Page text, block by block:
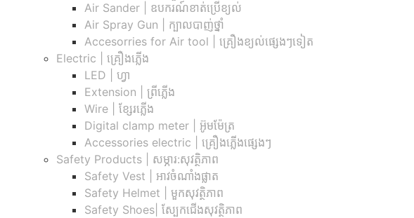
Air Sander | ឧបករណ៍ខាត់ប្រើខ្យល់
Air Spray Gun | ក្បាលបាញ់ថ្នាំ
Accesorries for Air tool | គ្រឿងខ្យល់ផ្សេងៗទៀត
Electric | គ្រឿងភ្លើង
LED | ហ្វា
Extension | ព្រីភ្លើង
Wire | ខ្សែរភ្លើង
Digital clamp meter | អ៊ូមម៉ែត្រ
Accessories electric | គ្រឿងភ្លើងផ្សេងៗ
Safety Products | សម្ភារ:សុវត្ថិភាព
Safety Vest | អាវចំណាំងផ្លាត
Safety Helmet | មួកសុវត្ថិភាព
Safety Shoes| ស្បែកជើងសុវត្ថិភាព